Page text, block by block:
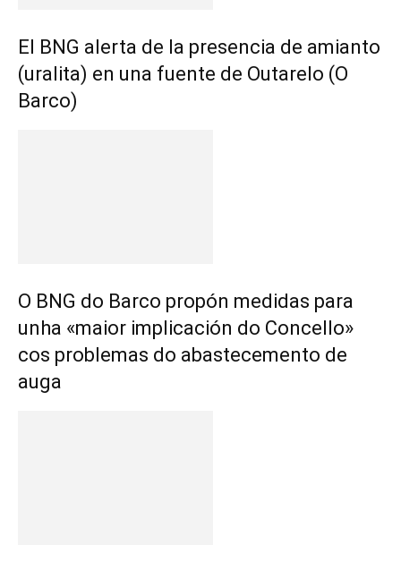
El BNG alerta de la presencia de amianto
(uralita) en una fuente de Outarelo (O
Barco)
O BNG do Barco propón medidas para
unha «maior implicación do Concello»
cos problemas do abastecemento de
auga